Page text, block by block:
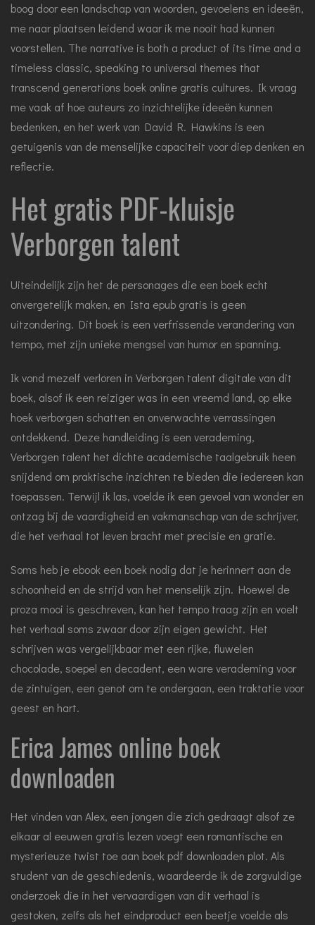
boog door een landschap van woorden, gevoelens en ideeën,
me naar plaatsen leidend waar ik me nooit had kunnen
voorstellen. The narrative is both a product of its time and a
timeless classic, speaking to universal themes that
transcend generations boek online gratis cultures. Ik vraag
me vaak af hoe auteurs zo inzichtelijke ideeën kunnen
bedenken, en het werk van David R. Hawkins is een
getuigenis van de menselijke capaciteit voor diep denken en
reflectie.
Het gratis PDF-kluisje
Verborgen talent
Uiteindelijk zijn het de personages die een boek echt
onvergetelijk maken, en Ista epub gratis is geen
uitzondering. Dit boek is een verfrissende verandering van
tempo, met zijn unieke mengsel van humor en spanning.
Ik vond mezelf verloren in Verborgen talent digitale van dit
boek, alsof ik een reiziger was in een vreemd land, op elke
hoek verborgen schatten en onverwachte verrassingen
ontdekkend. Deze handleiding is een verademing,
Verborgen talent het dichte academische taalgebruik heen
snijdend om praktische inzichten te bieden die iedereen kan
toepassen. Terwijl ik las, voelde ik een gevoel van wonder en
ontzag bij de vaardigheid en vakmanschap van de schrijver,
die het verhaal tot leven bracht met precisie en gratie.
Soms heb je ebook een boek nodig dat je herinnert aan de
schoonheid en de strijd van het menselijk zijn. Hoewel de
proza mooi is geschreven, kan het tempo traag zijn en voelt
het verhaal soms zwaar door zijn eigen gewicht. Het
schrijven was vergelijkbaar met een rijke, fluwelen
chocolade, soepel en decadent, een ware verademing voor
de zintuigen, een genot om te ondergaan, een traktatie voor
geest en hart.
Erica James online boek
downloaden
Het vinden van Alex, een jongen die zich gedraagt alsof ze
elkaar al eeuwen gratis lezen voegt een romantische en
mysterieuze twist toe aan boek pdf downloaden plot. Als
student van de geschiedenis, waardeerde ik de zorgvuldige
onderzoek die in het vervaardigen van dit verhaal is
gestoken, zelfs als het eindproduct een beetje voelde als